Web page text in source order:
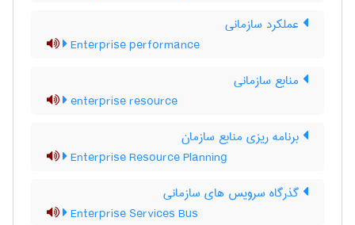
عملکرد سازمانی
Enterprise performance
منابع سازماني
enterprise resource
برنامه ریزی منابع سازمان
Enterprise Resource Planning
گذرگاه سرویس های سازمانی
Enterprise Services Bus